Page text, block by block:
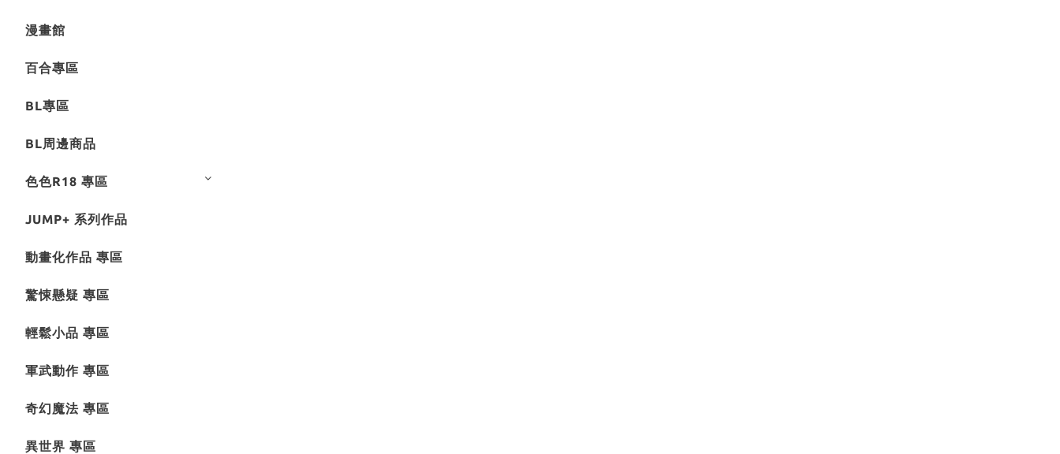
漫畫館
百合專區
BL專區
BL周邊商品
色色R18 專區
JUMP+ 系列作品
動畫化作品 專區
驚悚懸疑 專區
輕鬆小品 專區
軍武動作 專區
奇幻魔法 專區
異世界 專區